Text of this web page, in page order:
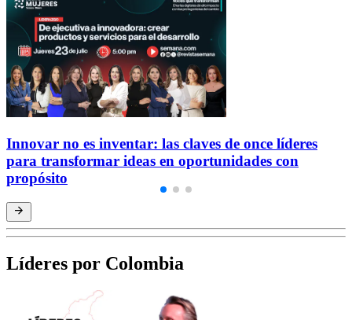
Innovar no es inventar: las claves de once líderes
para transformar ideas en oportunidades con
propósito
Líderes por Colombia